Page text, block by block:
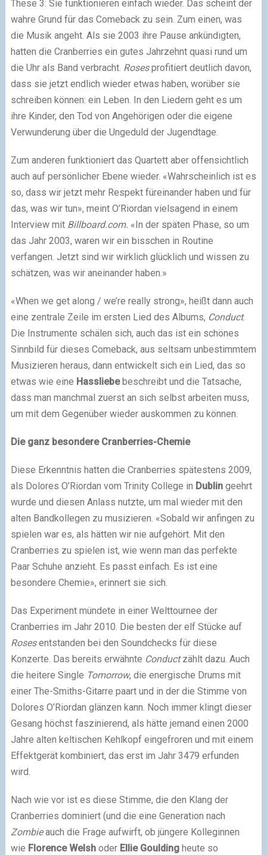
These 3: Sie funktionieren einfach wieder. Das scheint der
wahre Grund für das Comeback zu sein. Zum einen, was
die Musik angeht. Als sie 2003 ihre Pause ankündigten,
hatten die Cranberries ein gutes Jahrzehnt quasi rund um
die Uhr als Band verbracht. Rosesprofitiert deutlich davon,
dass sie jetzt endlich wieder etwas haben, worüber sie
schreiben können: ein Leben. In den Liedern geht es um
ihre Kinder, den Tod von Angehörigen oder die eigene
Verwunderung über die Ungeduld der Jugendtage.
Zum anderen funktioniert das Quartett aber offensichtlich
auch auf persönlicher Ebene wieder. «Wahrscheinlich ist es
so, dass wir jetzt mehr Respekt füreinander haben und für
das, was wir tun», meint O’Riordan vielsagend in einem
Interview mit Billboard.com. «In der späten Phase, so um
das Jahr 2003, waren wir ein bisschen in Routine
verfangen. Jetzt sind wir wirklich glücklich und wissen zu
schätzen, was wir aneinander haben.»
«When we get along / we’re really strong», heißt dann auch
eine zentrale Zeile im ersten Lied des Albums, Conduct.
Die Instrumente schälen sich, auch das ist ein schönes
Sinnbild für dieses Comeback, aus seltsam unbestimmtem
Musizieren heraus, dann entwickelt sich ein Lied, das so
etwas wie eine Hassliebebeschreibt und die Tatsache,
dass man manchmal zuerst an sich selbst arbeiten muss,
um mit dem Gegenüber wieder auskommen zu können.
Die ganz besondere Cranberries-Chemie
Diese Erkenntnis hatten die Cranberries spätestens 2009,
als Dolores O’Riordan vom Trinity College in Dublingeehrt
wurde und diesen Anlass nutzte, um mal wieder mit den
alten Bandkollegen zu musizieren. «Sobald wir anfingen zu
spielen war es, als hätten wir nie aufgehört. Mit den
Cranberries zu spielen ist, wie wenn man das perfekte
Paar Schuhe anzieht. Es passt einfach. Es ist eine
besondere Chemie», erinnert sie sich.
Das Experiment mündete in einer Welttournee der
Cranberries im Jahr 2010. Die besten der elf Stücke auf
Rosesentstanden bei den Soundchecks für diese
Konzerte. Das bereits erwähnte Conductzählt dazu. Auch
die heitere Single Tomorrow, die energische Drums mit
einer The-Smiths-Gitarre paart und in der die Stimme von
Dolores O’Riordan glänzen kann. Noch immer klingt dieser
Gesang höchst faszinierend, als hätte jemand einen 2000
Jahre alten keltischen Kehlkopf eingefroren und mit einem
Effektgerät kombiniert, das erst im Jahr 3479 erfunden
wird.
Nach wie vor ist es diese Stimme, die den Klang der
Cranberries dominiert (und die eine Generation nach
Zombieauch die Frage aufwirft, ob jüngere Kolleginnen
wie Florence Welshoder Ellie Gouldingheute so